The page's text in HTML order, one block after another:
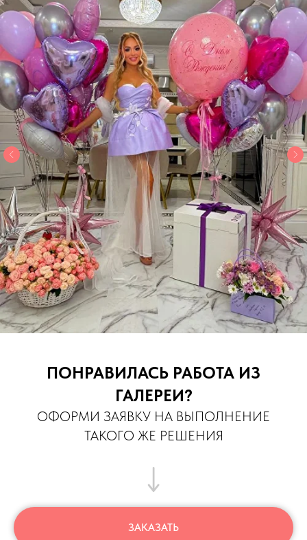
ПОНРАВИЛАСЬ РАБОТА ИЗ
ГАЛЕРЕИ?
ОФОРМИ ЗАЯВКУ НА ВЫПОЛНЕНИЕ
ТАКОГО ЖЕ РЕШЕНИЯ
ЗАКАЗАТЬ